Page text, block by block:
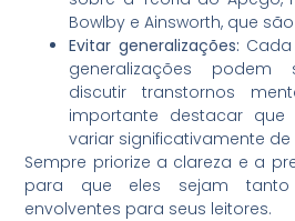
Bowlby e Ainsworth, que
Evitar generalizações:
generalizações podem
discutir transtornos
importante destacar
variar significativamente
Sempre priorize a clareza e a
para que eles sejam tanto
envolventes para seus leitores.